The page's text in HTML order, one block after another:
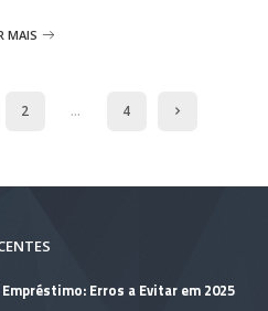
MAIS
2 … 4
Empréstimo: Erros a Evitar em 2025